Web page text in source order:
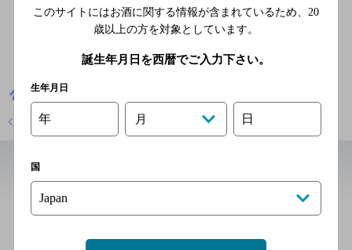
北海道
店舗トップに戻る
近辺の居酒屋
このサイトにはお酒に関する情報が含まれているため、 20
歳以上の方を対象としています。
誕生年月日を西暦でご入力下さい。
生年月日
年 月 日
国